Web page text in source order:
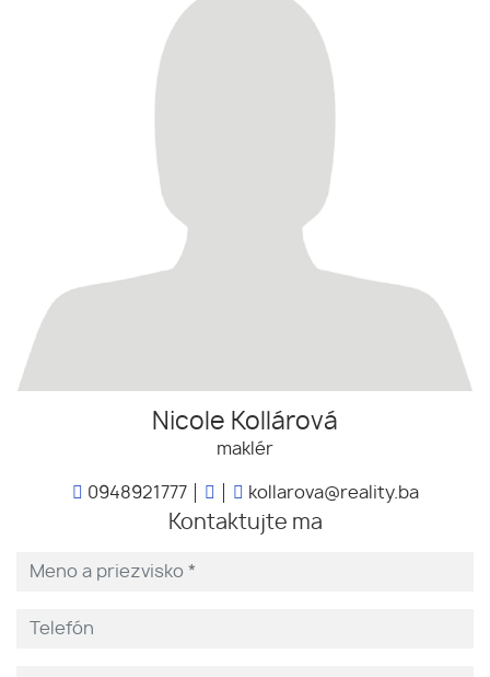
Nicole Kollárová
maklér
0948921777 kollarova@reality.ba
Kontaktujte ma